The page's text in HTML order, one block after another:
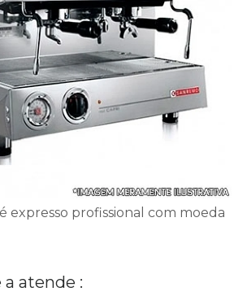
expresso profissional com moeda
a atende :